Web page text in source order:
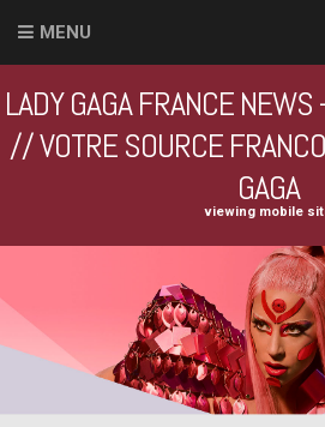
MENU
LADY GAGA FRANCE
// VOTRE SOURCE
GAGA
viewing mobile